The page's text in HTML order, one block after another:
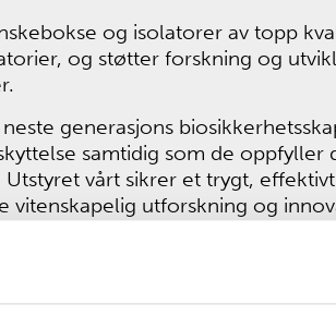
og isolatorer av topp
og støtter forskning og
generasjons
samtidig som de oppfyller
Utstyret vårt sikrer et trygt,
vitenskapelig utforskning og